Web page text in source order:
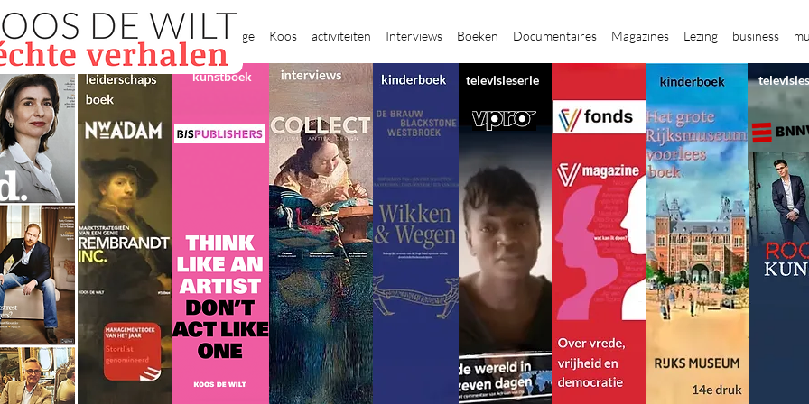
New Page Koos activiteiten Interviews Boeken Documentaires Magazines Lezing business
kunstboek televisieserie